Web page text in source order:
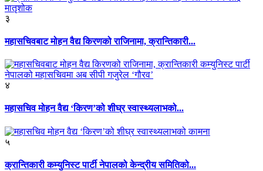
३
महासचिवबाट मोहन वैद्य किरणको राजिनामा, क्रान्तिकारी...
४
महासचिव मोहन वैद्य ‘किरण’को शीघ्र स्वास्थ्यलाभको...
५
क्रान्तिकारी कम्युनिस्ट पार्टी नेपालको केन्द्रीय समितिको...